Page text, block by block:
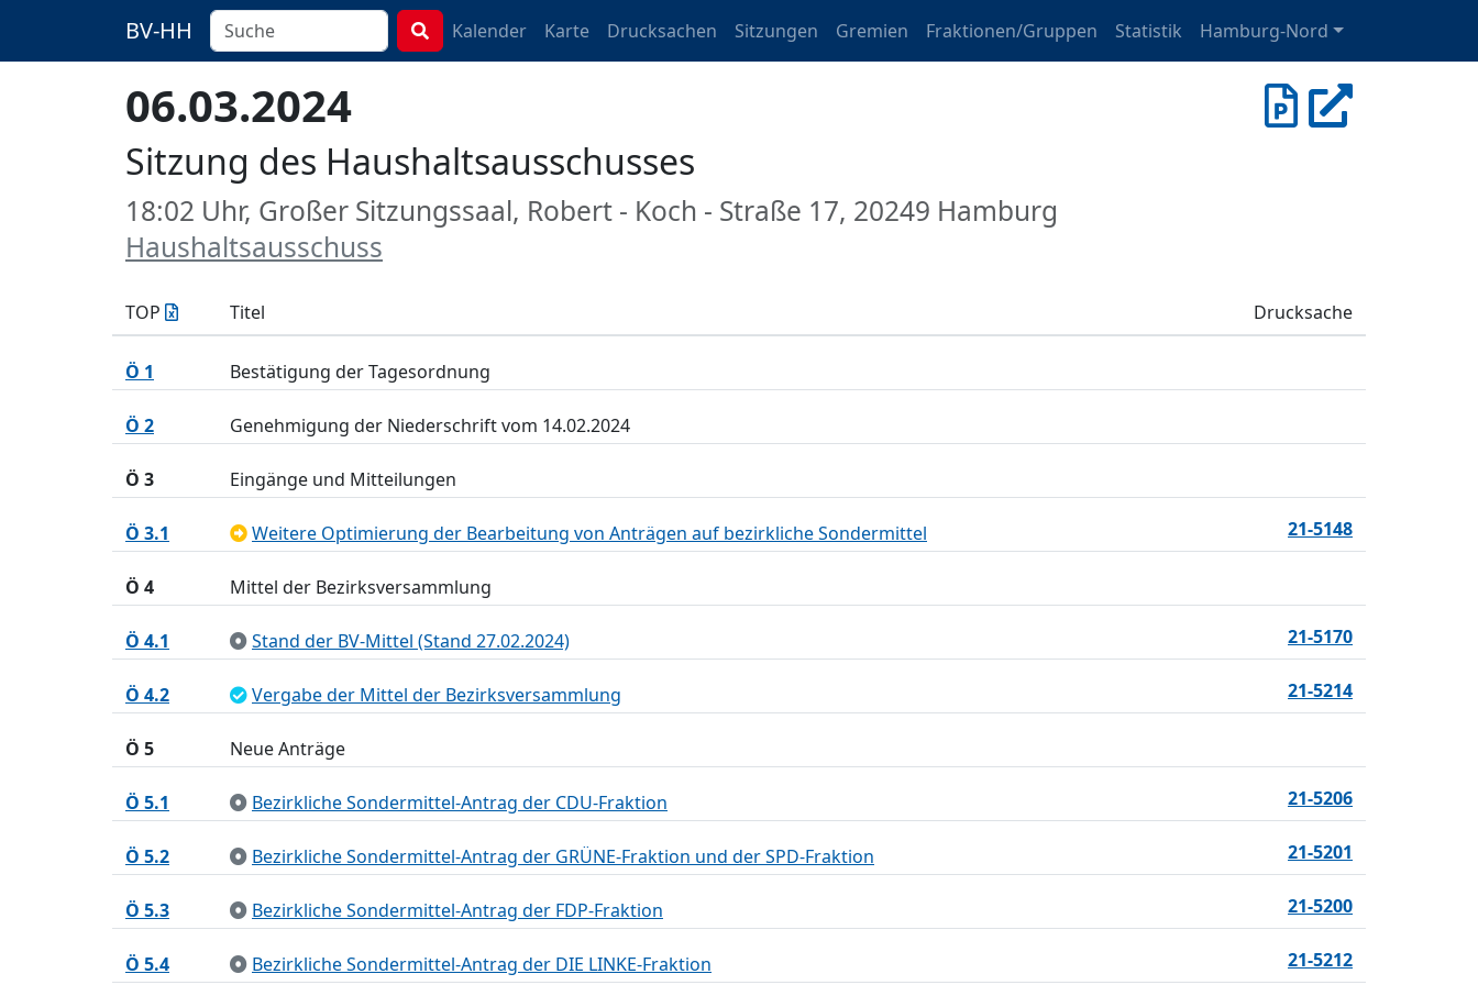
BV-HH Kalender Karte Drucksachen Sitzungen Gremien Fraktionen/Gruppen Statistik Hamburg-Nord
06.03.2024
Sitzung des Haushaltsausschusses
18:02 Uhr, Großer Sitzungssaal, Robert - Koch - Straße 17, 20249 Hamburg
Haushaltsausschuss
TOP Titel Drucksache
Ö 1 Bestätigung der Tagesordnung
Ö 2 Genehmigung der Niederschrift vom 14.02.2024
Ö 3 Eingänge und Mitteilungen
Ö 3.1 Weitere Optimierung der Bearbeitung von Anträgen auf bezirkliche Sondermittel 21-5148
Ö 4 Mittel der Bezirksversammlung
Ö 4.1 Stand der BV-Mittel (Stand 27.02.2024) 21-5170
Ö 4.2 Vergabe der Mittel der Bezirksversammlung 21-5214
Ö 5 Neue Anträge
Ö 5.1 Bezirkliche Sondermittel-Antrag der CDU-Fraktion 21-5206
Ö 5.2 Bezirkliche Sondermittel-Antrag der GRÜNE-Fraktion und der SPD-Fraktion 21-5201
Ö 5.3 Bezirkliche Sondermittel-Antrag der FDP-Fraktion 21-5200
Ö 5.4 Bezirkliche Sondermittel-Antrag der DIE LINKE-Fraktion 21-5212